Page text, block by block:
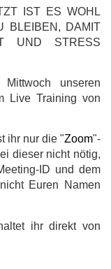
IST ES WOHL
BLEIBEN, DAMIT
UND STRESS
unseren
Live Training von
ihr nur die "Zoom"-
dieser nicht nötig,
ID und dem
Euren Namen
ihr direkt von